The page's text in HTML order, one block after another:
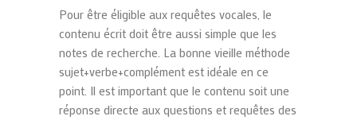
Pour être éligible aux requêtes vocales, le
contenu écrit doit être aussi simple que les
notes de recherche. La bonne vieille méthode
sujet+verbe+complément est idéale en ce
point. Il est important que le contenu soit une
réponse directe aux questions et requêtes des